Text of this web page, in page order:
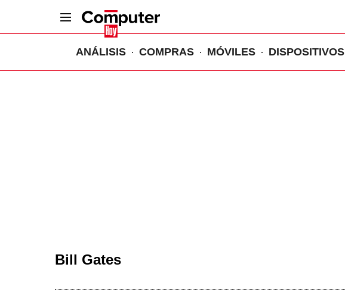
ANÁLISIS COMPRAS MÓVILES DISPOSITIVOS
Bill Gates